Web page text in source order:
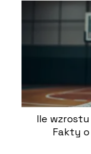
Ile
Fakty